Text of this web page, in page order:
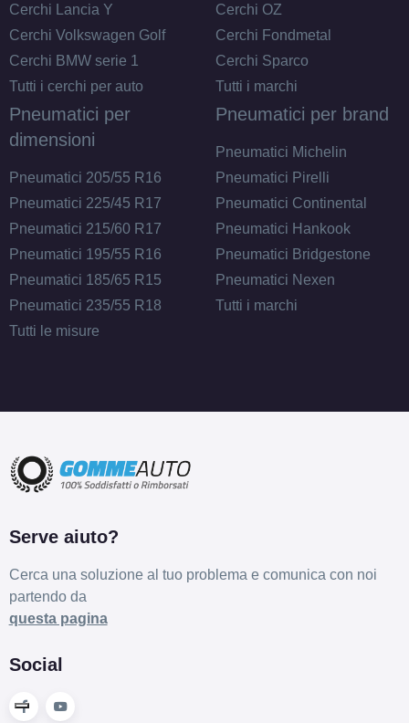
Cerchi Lancia Y
Cerchi Volkswagen Golf
Cerchi BMW serie 1
Tutti i cerchi per auto
Cerchi OZ
Cerchi Fondmetal
Cerchi Sparco
Tutti i marchi
Pneumatici per
dimensioni
Pneumatici 205/55 R16
Pneumatici 225/45 R17
Pneumatici 215/60 R17
Pneumatici 195/55 R16
Pneumatici 185/65 R15
Pneumatici 235/55 R18
Tutti le misure
Pneumatici per brand
Pneumatici Michelin
Pneumatici Pirelli
Pneumatici Continental
Pneumatici Hankook
Pneumatici Bridgestone
Pneumatici Nexen
Tutti i marchi
Serve aiuto?
Cerca una soluzione al tuo problema e comunica con noi
partendo da
questa pagina
Social